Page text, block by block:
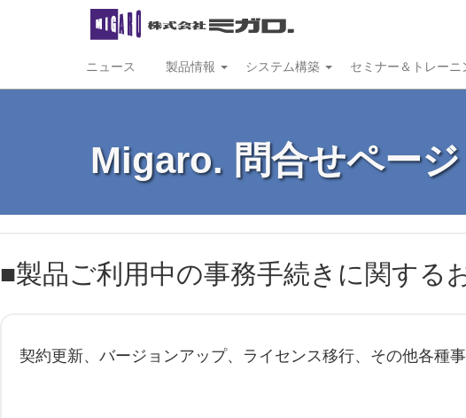
ニュース 製品情報 システム構築 セミナー＆トレーニ
Migaro. 問合せページ
■製品ご利用中の事務手続きに関する
契約更新、バージョンアップ、ライセンス移行、その他各種